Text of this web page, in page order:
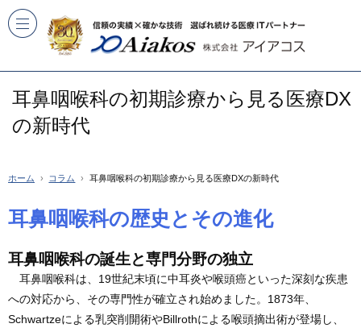
耳鼻咽喉科の初期診療から見る医療DX
の新時代
ホーム コラム 耳鼻咽喉科の初期診療から見る医療DXの新時代
耳鼻咽喉科の歴史とその進化
耳鼻咽喉科の誕生と専門分野の独立
耳鼻咽喉科は、19世紀末頃に中耳炎や喉頭癌といった深刻な疾患
への対応から、その専門性が確立され始めました。1873年、
Schwartzeによる乳突削開術やBillrothによる喉頭摘出術が登場し、